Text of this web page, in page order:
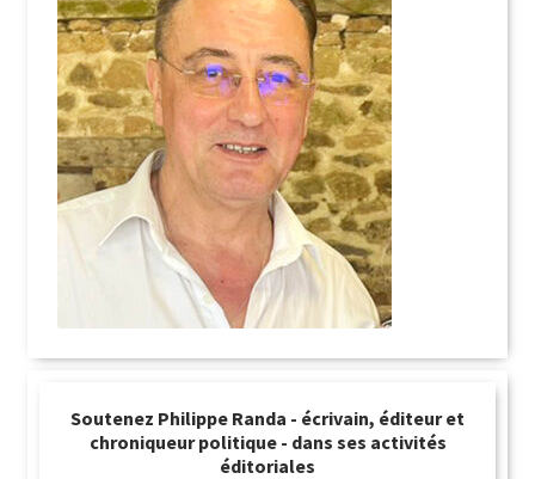
Soutenez Philippe Randa - écrivain, éditeur et
chroniqueur politique - dans ses activités
éditoriales